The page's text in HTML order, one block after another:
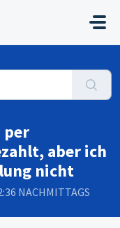
per
aber ich
nicht
NACHMITTAGS